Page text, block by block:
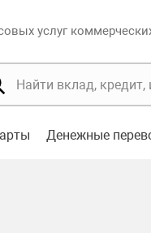
услуг
Денежные